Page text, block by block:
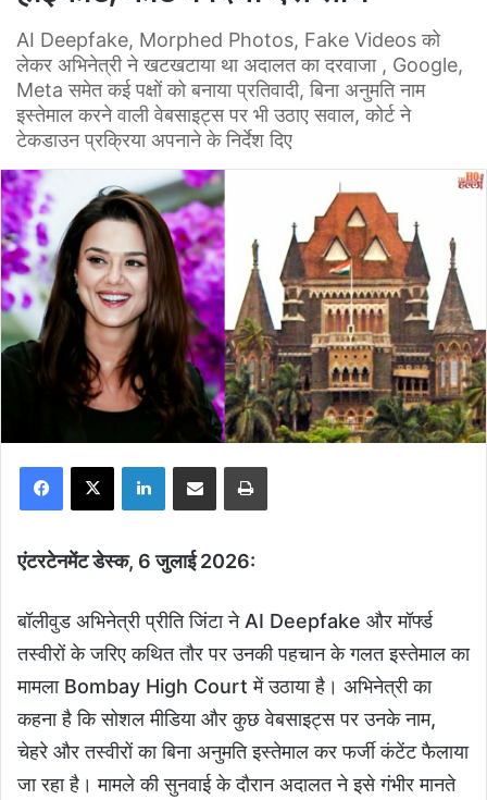
AI Deepfake, Morphed Photos, Fake Videos को
लेकर अभिनेत्री ने खटखटाया था अदालत का दरवाजा , Google,
Meta समेत कई पक्षों को बनाया प्रतिवादी, बिना अनुमति नाम
इस्तेमाल करने वाली वेबसाइट्स पर भी उठाए सवाल, कोर्ट ने
टेकडाउन प्रक्रिया अपनाने के निर्देश दिए
Facebook
X LinkedInShare via Email Print
एंटरटेनमेंट डेस्क, 6 जुलाई 2026:
बॉलीवुड अभिनेत्री प्रीति जिंटा ने AI Deepfake और मॉर्फ्ड
तस्वीरों के जरिए कथित तौर पर उनकी पहचान के गलत इस्तेमाल का
मामला Bombay High Court में उठाया है। अभिनेत्री का
कहना है कि सोशल मीडिया और कुछ वेबसाइट्स पर उनके नाम,
चेहरे और तस्वीरों का बिना अनुमति इस्तेमाल कर फर्जी कंटेंट फैलाया
जा रहा है। मामले की सुनवाई के दौरान अदालत ने इसे गंभीर मानते